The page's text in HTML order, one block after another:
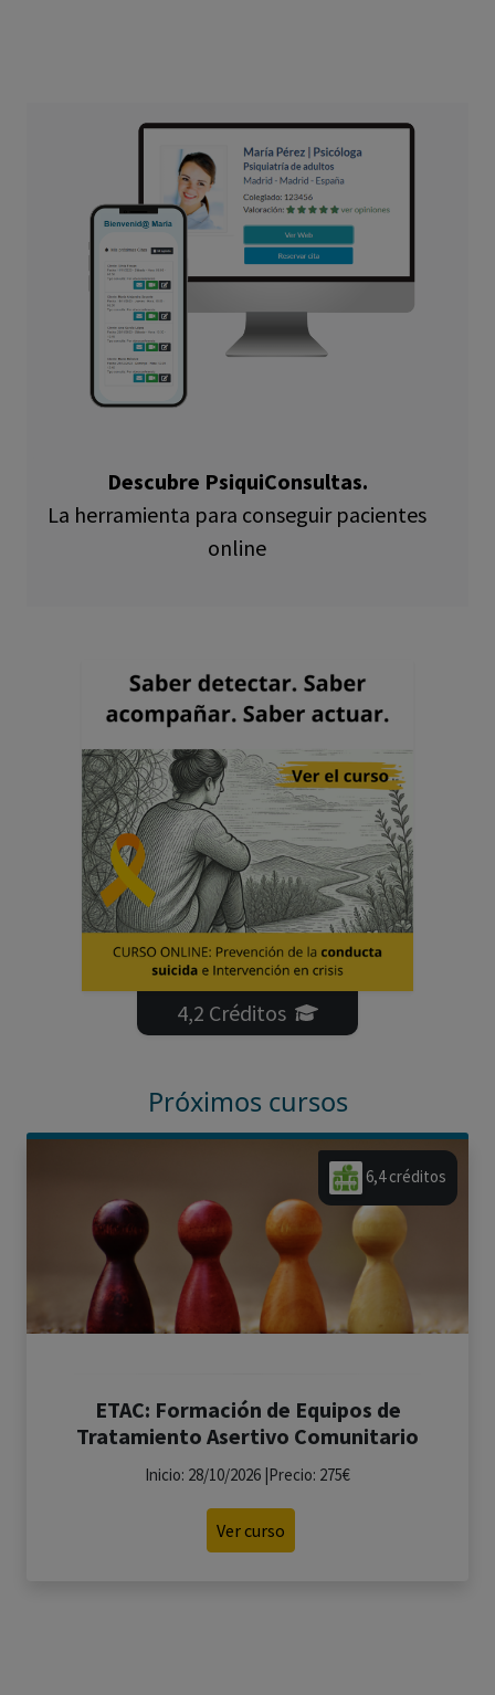
Descubre PsiquiConsultas.
La herramienta para conseguir pacientes
online
4,2 Créditos
Próximos cursos
6,4 créditos
ETAC: Formación de Equipos de
Tratamiento Asertivo Comunitario
Inicio: 28/10/2026 |Precio: 275€
Ver curso